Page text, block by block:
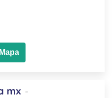
mx -